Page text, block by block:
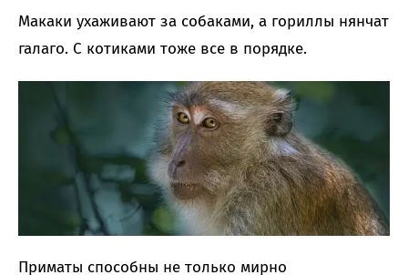
Макаки ухаживают за собаками, а гориллы нянчат
галаго. С котиками тоже все в порядке.
Приматы способны не только мирно